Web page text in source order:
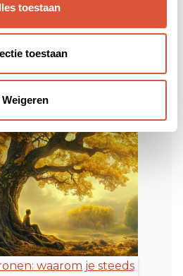
toestaan
toestaan
Weigeren
maar door
je kent zodat je
Bent.
waarom je steeds